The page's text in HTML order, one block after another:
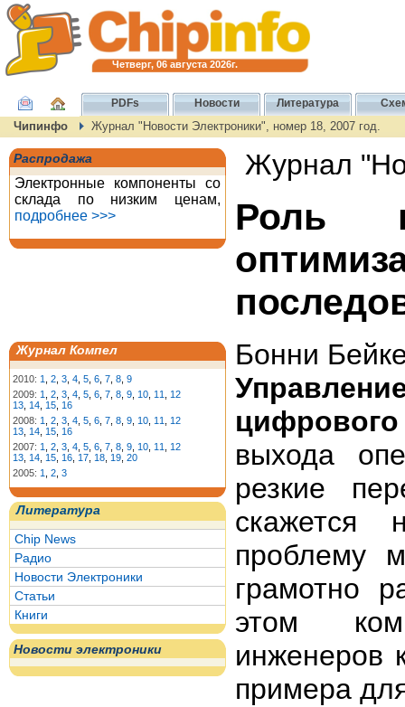
Четверг, 06 августа 2026г.
PDFs Новости Литература
Чипинфо Журнал "Новости Электроники", номер 18, 2007 год.
Распродажа
Электронные компоненты со
склада по низким ценам,
подробнее >>>
Журнал Компел
2010: 1 2 3 4 5 6 7 8 9
2009: 1 2 3 4 5 6 7 8 9 10 11
12
13 14 15 16
2008: 1 2 3 4 5 6 7 8 9 10 11
12
13 14 15 16
2007: 1 2 3 4 5 6 7 8 9 10 11
12
13 14 15 16 17 18 19 20
2005: 1 2 3
Литература
Chip News
Радио
Новости Электроники
Статьи
Книги
Новости электроники
Журнал
Роль
Бонни
выхода
резкие
скажется
проблему
грамотно
этом
инженеров
примера